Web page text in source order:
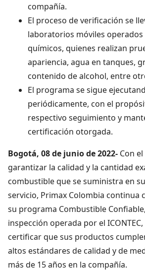
compañía.
El proceso de verificación se
laboratorios móviles
químicos, quienes realizan
apariencia, agua en tanques,
contenido de alcohol, entre
El programa se sigue
periódicamente, con el
respectivo seguimiento y
certificación otorgada.
Bogotá, 08 de junio de 2022- Con
garantizar la calidad y la cantidad
combustible que se suministra en
servicio, Primax Colombia continua
su programa Combustible
inspección operada por el
certificar que sus productos
altos estándares de calidad y de
más de 15 años en la compañía.